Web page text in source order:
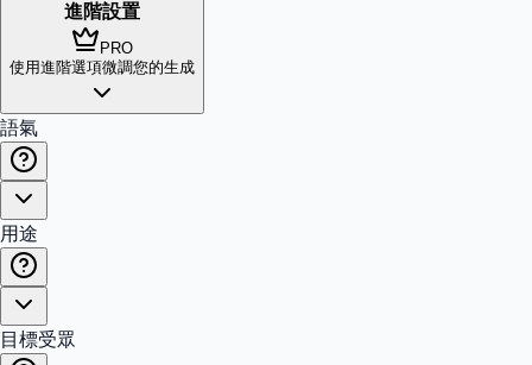
進階設置
PRO
使用進階選項微調您的生成
語氣
用途
目標受眾